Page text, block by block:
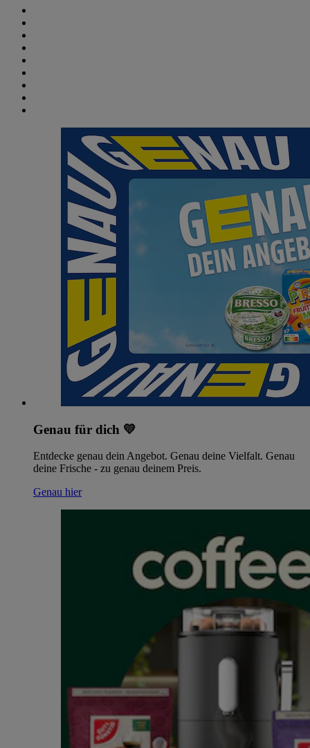
Genau für dich 💛
Entdecke genau dein Angebot. Genau deine Vielfalt. Genau
deine Frische - zu genau deinem Preis.
Genau hier